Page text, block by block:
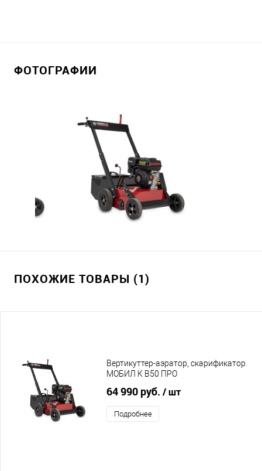
ФОТОГРАФИИ
ПОХОЖИЕ ТОВАРЫ (1)
Вертикуттер-аэратор, скарификатор
МОБИЛ К В50 ПРО
64 990 руб. / шт
Подробнее